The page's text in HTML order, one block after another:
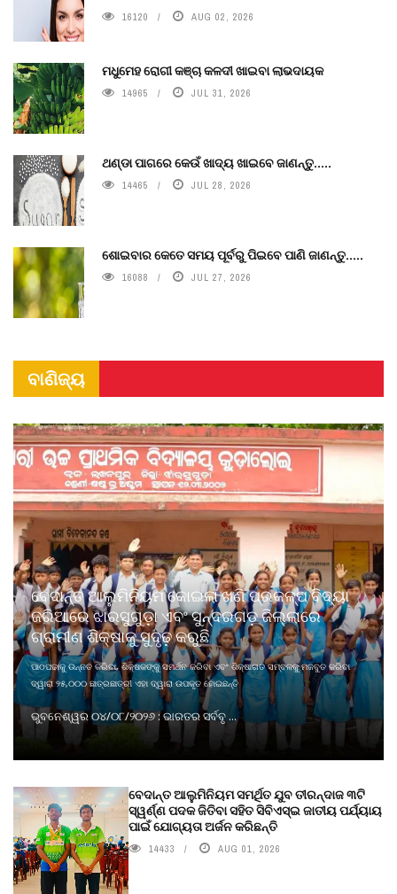
16120 AUG 02, 2026
ମଧୁମେହ ରୋଗୀ କଞ୍ଚା କଳଦୀ ଖାଇବା ଲାଭଦାୟକ
14965 JUL 31, 2026
ଥଣ୍ଡା ପାଗରେ କେଉଁ ଖାଦ୍ୟ ଖାଇବେ ଜାଣନ୍ତୁ.....
14465 JUL 28, 2026
ଶୋଇବାର କେତେ ସମୟ ପୂର୍ବରୁ ପିଇବେ ପାଣି ଜାଣନ୍ତୁ.....
16088 JUL 27, 2026
ବାଣିଜ୍ୟ
ବେଦାନ୍ତ ଆଲୁମିନିୟମ କୋଇଲା ଖଣି ପ୍ରକଳ୍ପ ବିଦ୍ୟା
ଜରିଆରେ ଝାରସୁଗୁଡ଼ା ଏବଂ ସୁନ୍ଦରଗଡ଼ ଜିଲ୍ଲାରେ
ଗ୍ରାମୀଣ ଶିକ୍ଷାକୁ ସୁଦୃଢ଼ କରୁଛି
ପାଠପଢାକୁ ଉନ୍ନତ କରିବା, ଶିକ୍ଷକଙ୍କୁ ସମର୍ଥନ କରିବା ଏବଂ ଶିକ୍ଷାଗତ ସମ୍ବଳକୁ ମଜବୁତ କରିବା
ଦ୍ୱାରା ୨୫,୦୦୦ ଛାତ୍ରଛାତ୍ରୀ ଏହା ଦ୍ୱାରା ଉପକୃତ ହୋଇଛନ୍ତି
ଭୁବନେଶ୍ୱର ୦୪/୦୮/୨୦୨୬ : ଭାରତର ସର୍ବବୃ ...
ବେଦାନ୍ତ ଆଲୁମିନିୟମ ସମର୍ଥିତ ଯୁବ ତୀରନ୍ଦାଜ ୩ଟି
ସ୍ୱର୍ଣ୍ଣ ପଦକ ଜିତିବା ସହିତ ସିବିଏସ୍ଇ ଜାତୀୟ ପର୍ଯ୍ୟାୟ
ପାଇଁ ଯୋଗ୍ୟତା ଅର୍ଜନ କରିଛନ୍ତି
14433 AUG 01, 2026